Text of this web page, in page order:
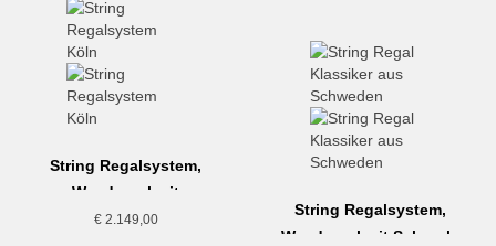
String Regalsystem,
Wandregal mit
Aufbewahrung, Walnuss
€2.149,00
String Regalsystem,
Wandregal mit Schrank,